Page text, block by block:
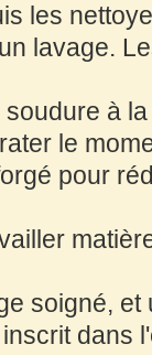
les
lavage.
à
le
pour
soigné,
dans